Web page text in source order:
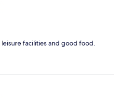
facilities and good food.